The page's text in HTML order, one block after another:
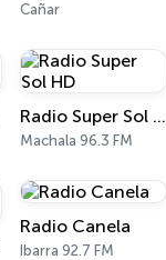
Cañar
Radio Super Sol HD
Machala 96.3 FM
Radio Canela
Ibarra 92.7 FM